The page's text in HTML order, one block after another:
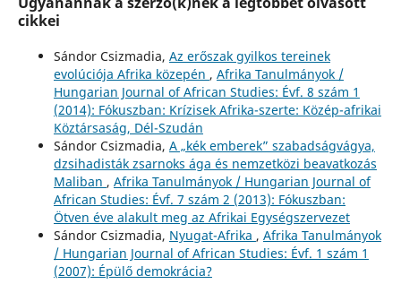
cikkei
Sándor Csizmadia, Az erőszak gyilkos tereinek
evolúciója Afrika közepén , Afrika Tanulmányok /
Hungarian Journal of African Studies: Évf. 8 szám 1
(2014): Fókuszban: Krízisek Afrika-szerte: Közép-afrikai
Köztársaság, Dél-Szudán
Sándor Csizmadia, A „kék emberek” szabadságvágya,
dzsihadisták zsarnoks ága és nemzetközi beavatkozás
Maliban , Afrika Tanulmányok / Hungarian Journal of
African Studies: Évf. 7 szám 2 (2013): Fókuszban:
Ötven éve alakult meg az Afrikai Egységszervezet
Sándor Csizmadia, Nyugat-Afrika , Afrika Tanulmányok
/ Hungarian Journal of African Studies: Évf. 1 szám 1
(2007): Épülő demokrácia?